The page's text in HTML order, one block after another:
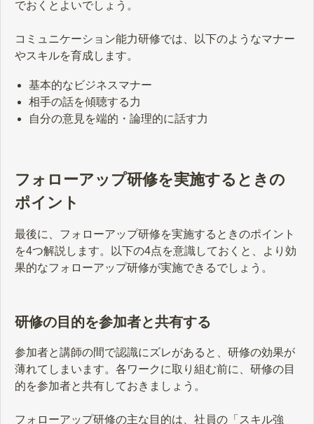
でおくとよいでしょう。
コミュニケーション能力研修では、以下のようなマナー
やスキルを育成します。
基本的なビジネスマナー
相手の話を傾聴する力
自分の意見を端的・論理的に話す力
フォローアップ研修を実施するときの
ポイント
最後に、フォローアップ研修を実施するときのポイント
を4つ解説します。以下の4点を意識しておくと、より効
果的なフォローアップ研修が実施できるでしょう。
研修の目的を参加者と共有する
参加者と講師の間で認識にズレがあると、研修の効果が
薄れてしまいます。各ワークに取り組む前に、研修の目
的を参加者と共有しておきましょう。
フォローアップ研修の主な目的は、社員の「スキル強